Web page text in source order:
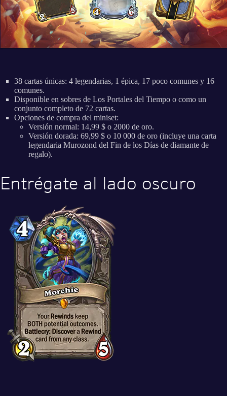
38 cartas únicas: 4 legendarias, 1 épica, 17 poco comunes y 16
comunes.
Disponible en sobres de Los Portales del Tiempo o como un
conjunto completo de 72 cartas.
Opciones de compra del miniset:
Versión normal: 14,99 $ o 2000 de oro.
Versión dorada: 69,99 $ o 10 000 de oro (incluye una carta
legendaria Murozond del Fin de los Días de diamante de
regalo).
Entrégate al lado oscuro